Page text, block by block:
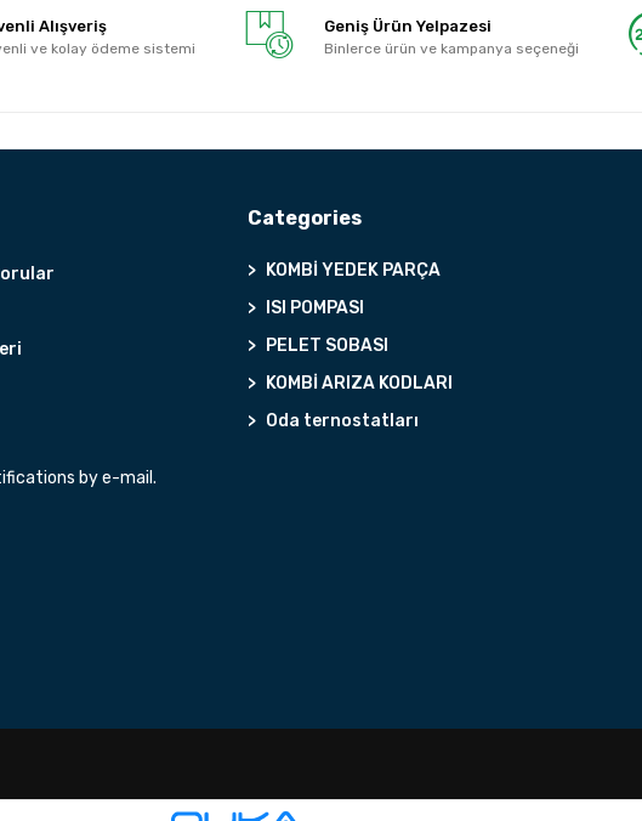
Alışveriş
ve kolay ödeme sistemi
Geniş Ürün Yelpazesi
Binlerce ürün ve kampanya seçeneği
by e-mail.
Categories
KOMBİ YEDEK PARÇA
ISI POMPASI
PELET SOBASI
KOMBİ ARIZA KODLARI
Oda ternostatları